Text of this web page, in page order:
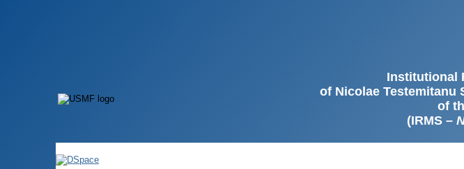
Institutional
of Nicolae Testemitanu
of
(IRMS –